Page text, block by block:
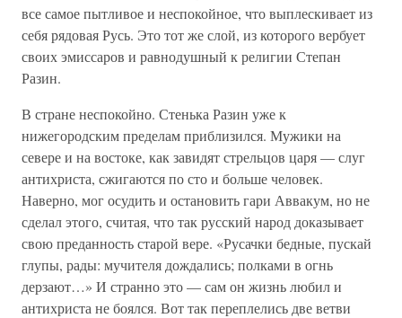
все самое пытливое и неспокойное, что выплескивает из
себя рядовая Русь. Это тот же слой, из которого вербует
своих эмиссаров и равнодушный к религии Степан
Разин.
В стране неспокойно. Стенька Разин уже к
нижегородским пределам приблизился. Мужики на
севере и на востоке, как завидят стрельцов царя — слуг
антихриста, сжигаются по сто и больше человек.
Наверно, мог осудить и остановить гари Аввакум, но не
сделал этого, считая, что так русский народ доказывает
свою преданность старой вере. «Русачки бедные, пускай
глупы, рады: мучителя дождались; полками в огнь
дерзают…» И странно это — сам он жизнь любил и
антихриста не боялся. Вот так переплелись две ветви